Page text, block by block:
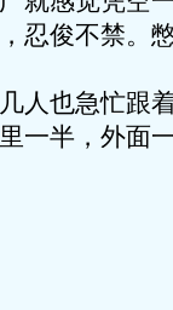
忍俊不禁。
人也急忙跟
一半，外面一